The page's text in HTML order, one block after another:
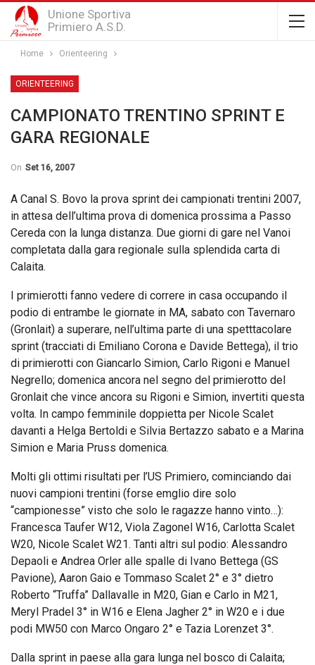
Unione Sportiva
Primiero A.S.D.
Home Orienteering
ORIENTEERING
CAMPIONATO TRENTINO SPRINT E
GARA REGIONALE
On Set 16, 2007
A Canal S. Bovo la prova sprint dei campionati trentini 2007,
in attesa dell’ultima prova di domenica prossima a Passo
Cereda con la lunga distanza. Due giorni di gare nel Vanoi
completata dalla gara regionale sulla splendida carta di
Calaita.
I primierotti fanno vedere di correre in casa occupando il
podio di entrambe le giornate in MA, sabato con Tavernaro
(Gronlait) a superare, nell’ultima parte di una spetttacolare
sprint (tracciati di Emiliano Corona e Davide Bettega), il trio
di primierotti con Giancarlo Simion, Carlo Rigoni e Manuel
Negrello; domenica ancora nel segno del primierotto del
Gronlait che vince ancora su Rigoni e Simion, invertiti questa
volta. In campo femminile doppietta per Nicole Scalet
davanti a Helga Bertoldi e Silvia Bertazzo sabato e a Marina
Simion e Maria Pruss domenica.
Molti gli ottimi risultati per l’US Primiero, cominciando dai
nuovi campioni trentini (forse emglio dire solo
“campionesse” visto che solo le ragazze hanno vinto…):
Francesca Taufer W12, Viola Zagonel W16, Carlotta Scalet
W20, Nicole Scalet W21. Tanti altri sul podio: Alessandro
Depaoli e Andrea Orler alle spalle di Ivano Bettega (GS
Pavione), Aaron Gaio e Tommaso Scalet 2° e 3° dietro
Roberto “Truffa” Dallavalle in M20, Gian e Carlo in M21,
Meryl Pradel 3° in W16 e Elena Jagher 2° in W20 e i due
podi MW50 con Marco Ongaro 2° e Tazia Lorenzet 3°.
Dalla sprint in paese alla gara lunga nel bosco di Calaita;